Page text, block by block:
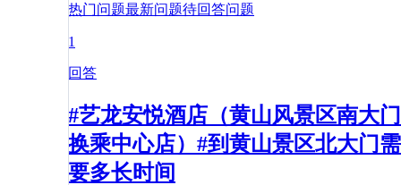
热门问题最新问题待回答问题
1
回答
#艺龙安悦酒店（黄山风景区南大门
换乘中心店）#到黄山景区北大门需
要多长时间